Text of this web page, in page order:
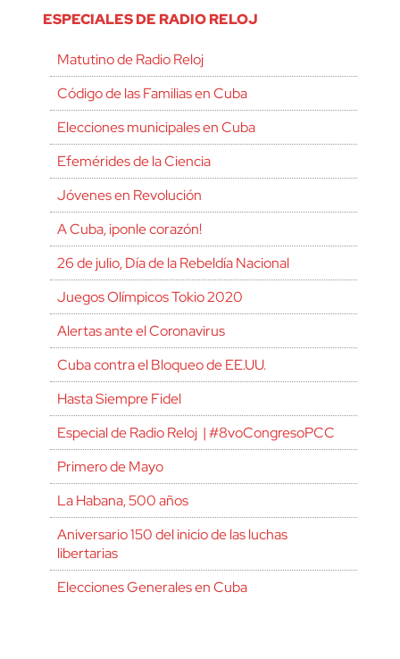
ESPECIALES DE RADIO RELOJ
Matutino de Radio Reloj
Código de las Familias en Cuba
Elecciones municipales en Cuba
Efemérides de la Ciencia
Jóvenes en Revolución
A Cuba, ¡ponle corazón!
26 de julio, Día de la Rebeldía Nacional
Juegos Olímpicos Tokio 2020
Alertas ante el Coronavirus
Cuba contra el Bloqueo de EE.UU.
Hasta Siempre Fidel
Especial de Radio Reloj | #8voCongresoPCC
Primero de Mayo
La Habana, 500 años
Aniversario 150 del inicio de las luchas
libertarias
Elecciones Generales en Cuba